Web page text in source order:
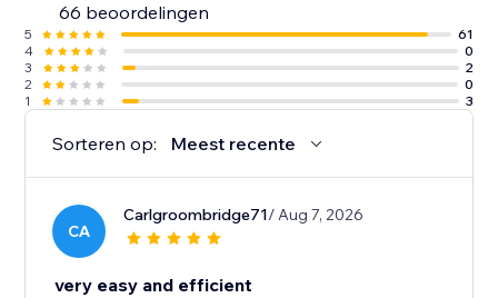
66 beoordelingen
5
61
4
0
3
2
2
0
1
3
Sorteren op: Meest recente
CA
Carlgroombridge71/ Aug 7, 2026
very easy and efficient